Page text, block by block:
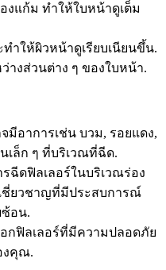
แก้ม ทำให้ใบหน้าดูเต็ม
ำให้ผิวหน้าดูเรียบเนียนขึ้น.
างส่วนต่าง ๆ ของใบหน้า.
มีอาการเช่น บวม, รอยแดง,
เล็ก ๆ ที่บริเวณที่ฉีด.
ฉีดฟิลเลอร์ในบริเวณร่อง
ชี่ยวชาญที่มีประสบการณ์
อน.
อกฟิลเลอร์ที่มีความปลอดภัย
งคุณ.